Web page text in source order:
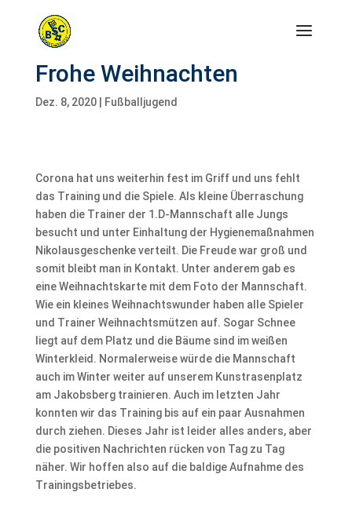
Frohe Weihnachten
Dez. 8, 2020| Fußballjugend
Corona hat uns weiterhin fest im Griff und uns fehlt
das Training und die Spiele. Als kleine Überraschung
haben die Trainer der 1.D-Mannschaft alle Jungs
besucht und unter Einhaltung der Hygienemaßnahmen
Nikolausgeschenke verteilt. Die Freude war groß und
somit bleibt man in Kontakt. Unter anderem gab es
eine Weihnachtskarte mit dem Foto der Mannschaft.
Wie ein kleines Weihnachtswunder haben alle Spieler
und Trainer Weihnachtsmützen auf. Sogar Schnee
liegt auf dem Platz und die Bäume sind im weißen
Winterkleid. Normalerweise würde die Mannschaft
auch im Winter weiter auf unserem Kunstrasenplatz
am Jakobsberg trainieren. Auch im letzten Jahr
konnten wir das Training bis auf ein paar Ausnahmen
durch ziehen. Dieses Jahr ist leider alles anders, aber
die positiven Nachrichten rücken von Tag zu Tag
näher. Wir hoffen also auf die baldige Aufnahme des
Trainingsbetriebes.